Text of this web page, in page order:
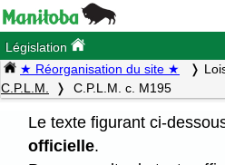
Législation
★ Réorganisation du site ★
C.P.L.M.
C.P.L.M. c. M195
Le texte figurant ci-
officielle.